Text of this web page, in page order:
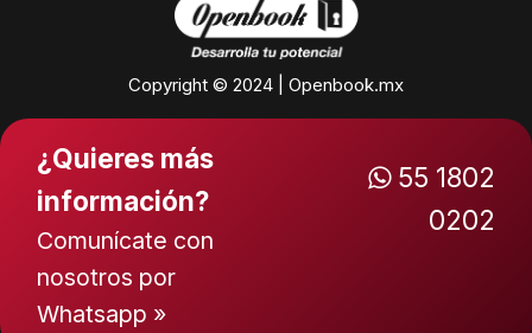
Copyright © 2024 | Openbook.mx
¿Quieres más
información?
Comunícate con
nosotros por
Whatsapp »
55 1802
0202